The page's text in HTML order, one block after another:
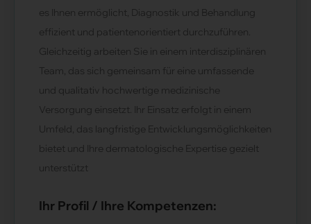
es Ihnen ermöglicht, Diagnostik und Behandlung
effizient und patientenorientiert durchzuführen.
Gleichzeitig arbeiten Sie in einem interdisziplinären
Team, das sich gemeinsam für eine umfassende
und qualitativ hochwertige medizinische
Versorgung einsetzt. Ihr Einsatz erfolgt in einem
Umfeld, das langfristige Entwicklungsmöglichkeiten
bietet und Ihre dermatologische Expertise gezielt
unterstützt
Ihr Profil / Ihre Kompetenzen: